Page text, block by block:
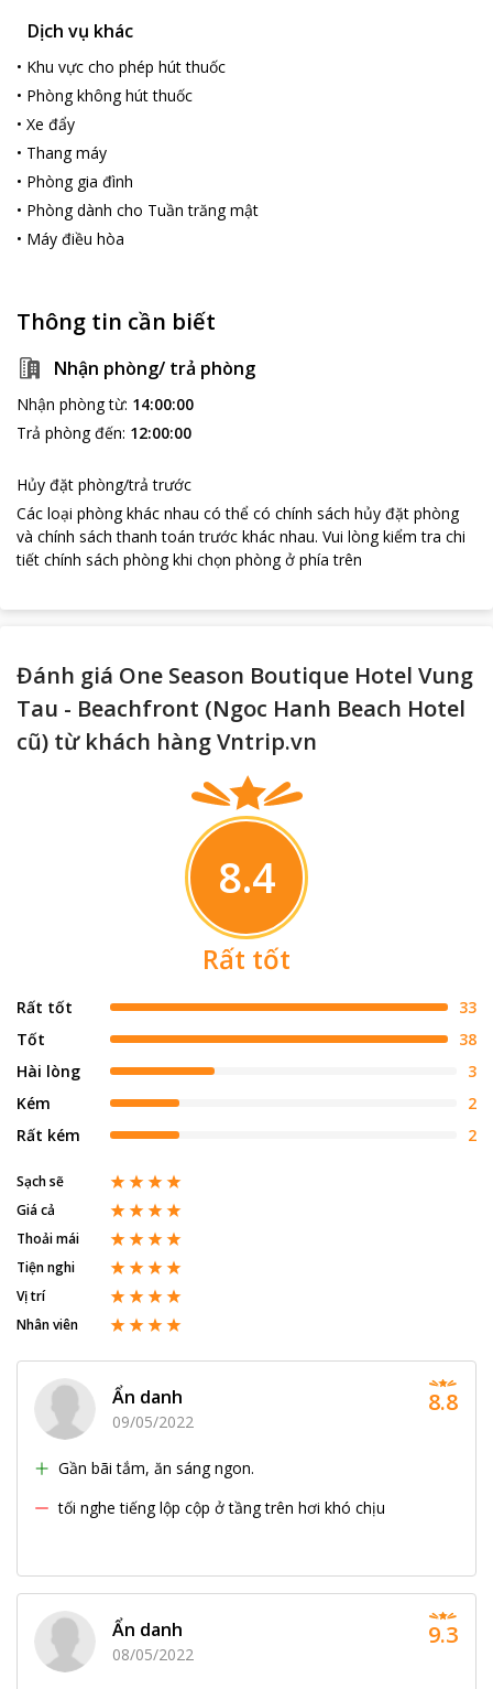
Dịch vụ khác
• Khu vực cho phép hút thuốc
• Phòng không hút thuốc
• Xe đẩy
• Thang máy
• Phòng gia đình
• Phòng dành cho Tuần trăng mật
• Máy điều hòa
Thông tin cần biết
Nhận phòng/ trả phòng
Nhận phòng từ: 14:00:00
Trả phòng đến: 12:00:00
Hủy đặt phòng/trả trước
Các loại phòng khác nhau có thể có chính sách hủy đặt phòng
và chính sách thanh toán trước khác nhau. Vui lòng kiểm tra chi
tiết chính sách phòng khi chọn phòng ở phía trên
Đánh giá One Season Boutique Hotel Vung
Tau - Beachfront (Ngoc Hanh Beach Hotel
cũ) từ khách hàng Vntrip.vn
8.4
Rất tốt
Rất tốt
33
Tốt
38
Hài lòng
3
Kém
2
Rất kém
2
Sạch sẽ
Giá cả
Thoải mái
Tiện nghi
Vị trí
Nhân viên
Ẩn danh
09/05/2022
Gần bãi tắm, ăn sáng ngon.
tối nghe tiếng lộp cộp ở tầng trên hơi khó chịu
8.8
Ẩn danh
08/05/2022
9.3